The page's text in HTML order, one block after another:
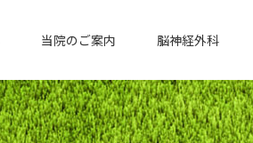
当院のご案内 脳神経外科